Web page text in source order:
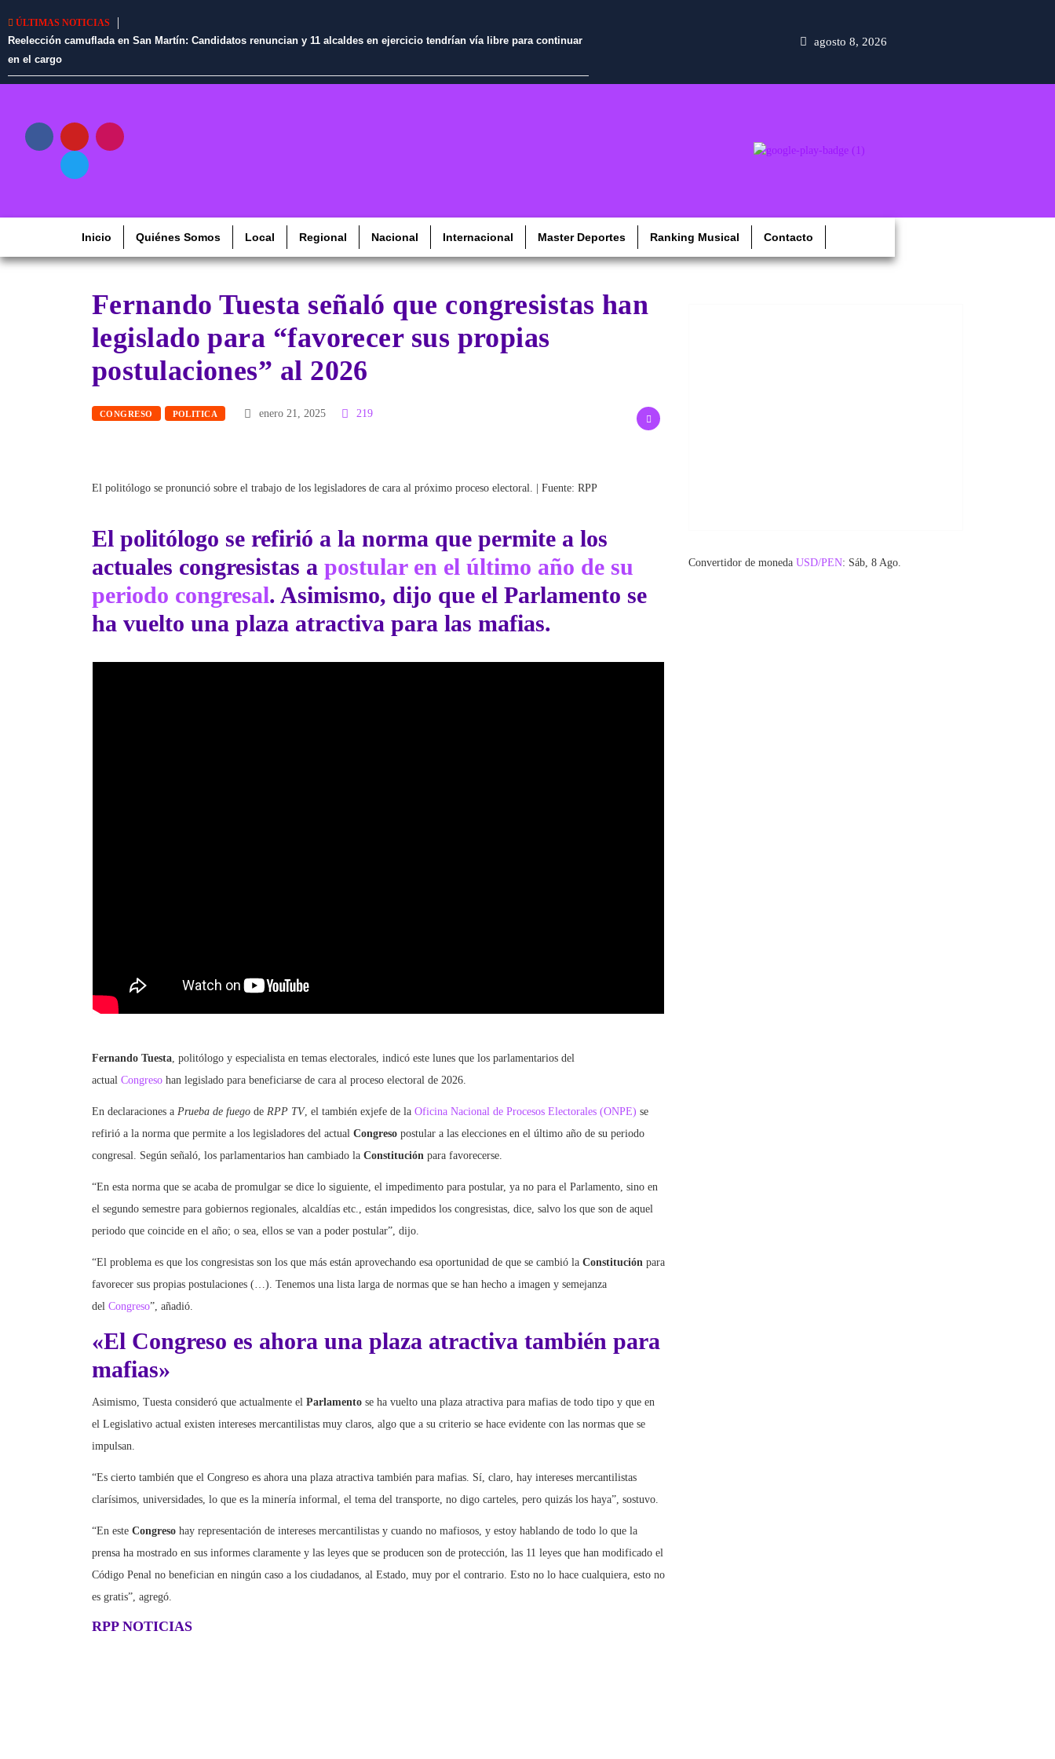
ÚLTIMAS NOTICIAS
Reelección camuflada en San Martín: Candidatos renuncian y 11 alcaldes en ejercicio tendrían vía libre para continuar
en el cargo
agosto 8, 2026
Inicio Quiénes Somos Local Regional Nacional Internacional Master Deportes Ranking Musical Contacto
Fernando Tuesta señaló que congresistas han
legislado para “favorecer sus propias
postulaciones” al 2026
CONGRESO POLITICA enero 21, 2025 219
El politólogo se pronunció sobre el trabajo de los legisladores de cara al próximo proceso electoral. | Fuente: RPP
El politólogo se refirió a la norma que permite a los
actuales congresistas a postular en el último año de su
periodo congresal. Asimismo, dijo que el Parlamento se
ha vuelto una plaza atractiva para las mafias.
Fernando Tuesta, politólogo y especialista en temas electorales, indicó este lunes que los parlamentarios del
actual Congreso han legislado para beneficiarse de cara al proceso electoral de 2026.
En declaraciones a Prueba de fuego de RPP TV, el también exjefe de la Oficina Nacional de Procesos Electorales (ONPE) se
refirió a la norma que permite a los legisladores del actual Congreso postular a las elecciones en el último año de su periodo
congresal. Según señaló, los parlamentarios han cambiado la Constitución para favorecerse.
“En esta norma que se acaba de promulgar se dice lo siguiente, el impedimento para postular, ya no para el Parlamento, sino en
el segundo semestre para gobiernos regionales, alcaldías etc., están impedidos los congresistas, dice, salvo los que son de aquel
periodo que coincide en el año; o sea, ellos se van a poder postular”, dijo.
“El problema es que los congresistas son los que más están aprovechando esa oportunidad de que se cambió la Constitución para
favorecer sus propias postulaciones (…). Tenemos una lista larga de normas que se han hecho a imagen y semejanza
del Congreso”, añadió.
«El Congreso es ahora una plaza atractiva también para
mafias»
Asimismo, Tuesta consideró que actualmente el Parlamento se ha vuelto una plaza atractiva para mafias de todo tipo y que en
el Legislativo actual existen intereses mercantilistas muy claros, algo que a su criterio se hace evidente con las normas que se
impulsan.
“Es cierto también que el Congreso es ahora una plaza atractiva también para mafias. Sí, claro, hay intereses mercantilistas
clarísimos, universidades, lo que es la minería informal, el tema del transporte, no digo carteles, pero quizás los haya”, sostuvo.
“En este Congreso hay representación de intereses mercantilistas y cuando no mafiosos, y estoy hablando de todo lo que la
prensa ha mostrado en sus informes claramente y las leyes que se producen son de protección, las 11 leyes que han modificado el
Código Penal no benefician en ningún caso a los ciudadanos, al Estado, muy por el contrario. Esto no lo hace cualquiera, esto no
es gratis”, agregó.
RPP NOTICIAS
Convertidor de moneda USD/PEN: Sáb, 8 Ago.